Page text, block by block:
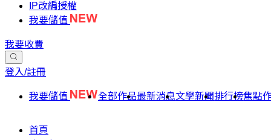
IP改編授權
我要儲值
我要收費
登入/註冊
我要儲值 全部作品最新消息文學新聞排行榜焦點
首頁